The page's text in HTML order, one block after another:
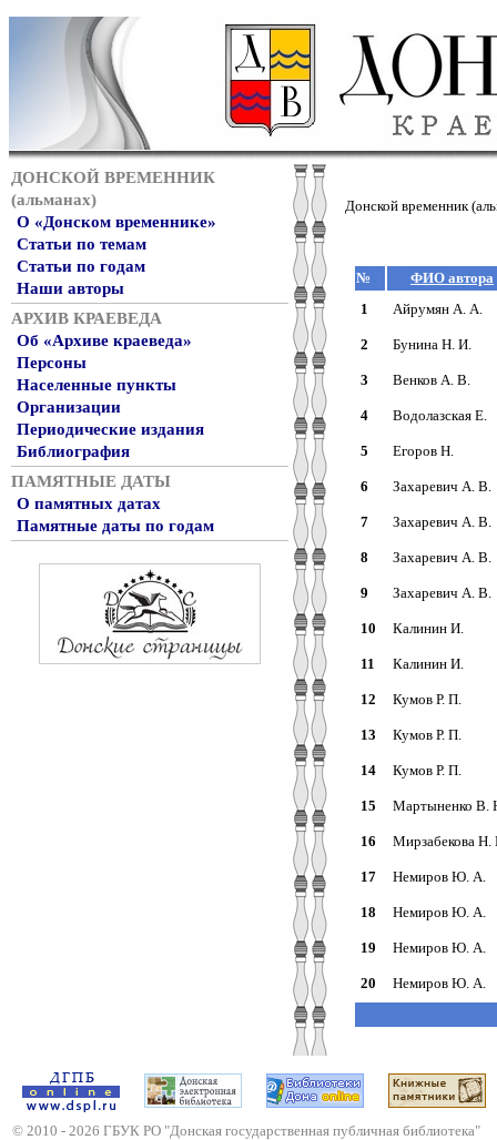
ДОНСКОЙ ВРЕМЕННИК
(альманах)
О «Донском временнике»
Статьи по темам
Статьи по годам
Наши авторы
АРХИВ КРАЕВЕДА
Об «Архиве краеведа»
Персоны
Населенные пункты
Организации
Периодические издания
Библиография
ПАМЯТНЫЕ ДАТЫ
О памятных датах
Памятные даты по годам
Донской временник
№
ФИО автора
1
Айрумян А. А.
2 Бунина Н. И.
3 Венков А. В.
4 Водолазская Е.
5 Егоров Н.
6 Захаревич А. В.
7 Захаревич А. В.
8 Захаревич А. В.
9 Захаревич А. В.
10 Калинин И.
11 Калинин И.
12 Кумов Р. П.
13 Кумов Р. П.
14 Кумов Р. П.
15 Мартыненко В.
16 Мирзабекова Н.
17 Немиров Ю. А.
18 Немиров Ю. А.
19 Немиров Ю. А.
20 Немиров Ю. А.
© 2010 - 2026 ГБУК РО "Донская государственная публичная библиотека"